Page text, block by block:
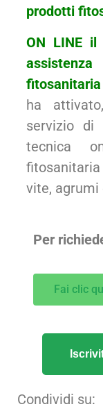
prodotti
ON LINE il
ha
servizio di
tecnica
vite, agrumi
Per
Fai clic
Condividi su: